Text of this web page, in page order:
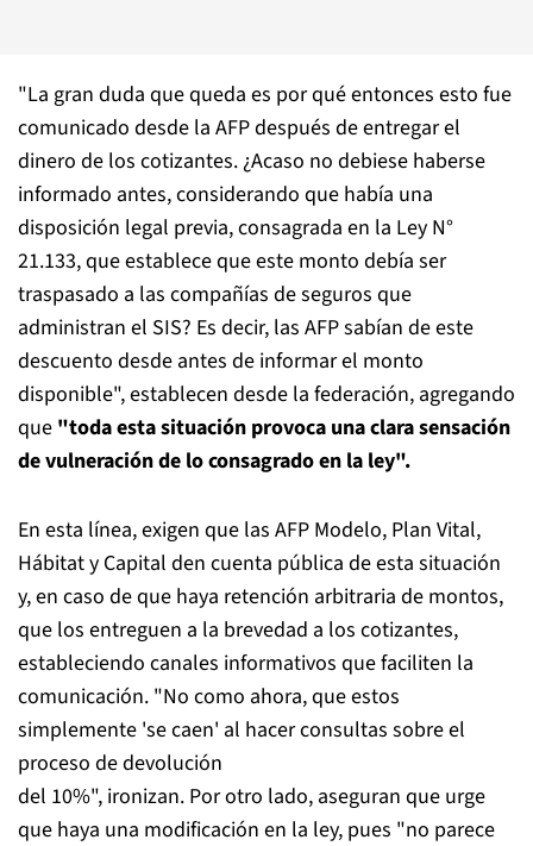
"La gran duda que queda es por qué entonces esto fue
comunicado desde la AFP después de entregar el
dinero de los cotizantes. ¿Acaso no debiese haberse
informado antes, considerando que había una
disposición legal previa, consagrada en la Ley N°
21.133, que establece que este monto debía ser
traspasado a las compañías de seguros que
administran el SIS? Es decir, las AFP sabían de este
descuento desde antes de informar el monto
disponible", establecen desde la federación, agregando
que "toda esta situación provoca una clara sensación
de vulneración de lo consagrado en la ley".
En esta línea, exigen que las AFP Modelo, Plan Vital,
Hábitat y Capital den cuenta pública de esta situación
y, en caso de que haya retención arbitraria de montos,
que los entreguen a la brevedad a los cotizantes,
estableciendo canales informativos que faciliten la
comunicación. "No como ahora, que estos
simplemente 'se caen' al hacer consultas sobre el
proceso de devolución
del 10%", ironizan. Por otro lado, aseguran que urge
que haya una modificación en la ley, pues "no parece